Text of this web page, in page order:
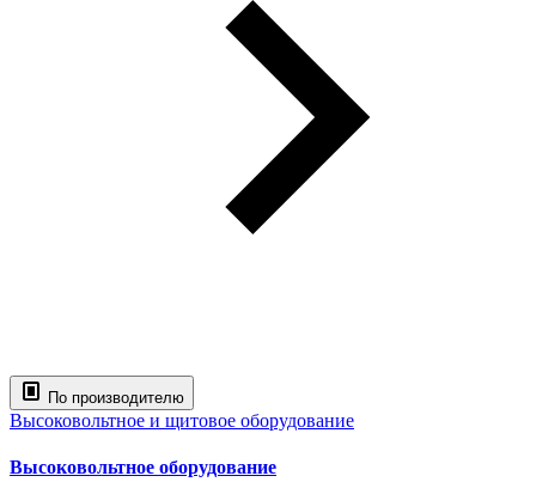
По производителю
Высоковольтное и щитовое оборудование
Высоковольтное оборудование